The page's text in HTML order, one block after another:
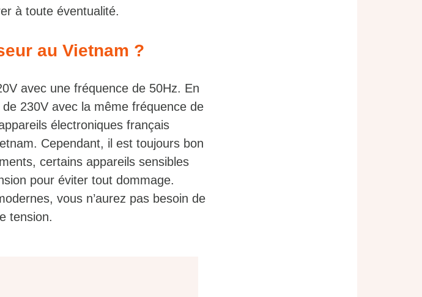
à toute éventualité.
au Vietnam ?
avec une fréquence de 50Hz. En
230V avec la même fréquence de
électroniques français
Cependant, il est toujours bon
certains appareils sensibles
pour éviter tout dommage.
vous n’aurez pas besoin de
tension.